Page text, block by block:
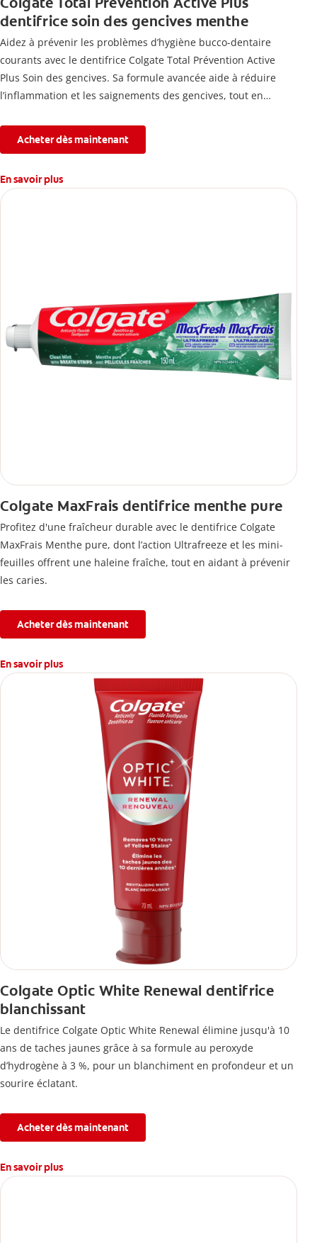
dentifrice soin des gencives menthe
Aidez à prévenir les problèmes d’hygiène bucco-dentaire
courants avec le dentifrice Colgate Total Prévention Active
Plus Soin des gencives. Sa formule avancée aide à réduire
l’inflammation et les saignements des gencives, tout en
l’érosion de l’émail.
Acheter dès maintenant
En savoir plus
Colgate MaxFrais dentifrice menthe pure
Profitez d'une fraîcheur durable avec le dentifrice Colgate
MaxFrais Menthe pure, dont l’action Ultrafreeze et les mini-
feuilles offrent une haleine fraîche, tout en aidant à prévenir
les caries.
Acheter dès maintenant
En savoir plus
Colgate Optic White Renewal dentifrice
blanchissant
Le dentifrice Colgate Optic White Renewal élimine jusqu'à 10
ans de taches jaunes grâce à sa formule au peroxyde
d’hydrogène à 3 %, pour un blanchiment en profondeur et un
sourire éclatant.
Acheter dès maintenant
En savoir plus